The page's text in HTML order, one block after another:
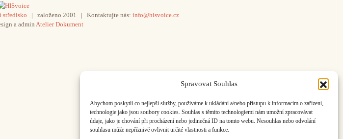
Spravovat Souhlas
Abychom poskytli co nejlepší služby, používáme k ukládání a/nebo přístupu k informacím o zařízení,
technologie jako jsou soubory cookies. Souhlas s těmito technologiemi nám umožní zpracovávat
údaje, jako je chování při procházení nebo jedinečná ID na tomto webu. Nesouhlas nebo odvolání
souhlasu může nepříznivě ovlivnit určité vlastnosti a funkce.
středisko | založeno 2001 | Kontaktujte nás: info@hisvoice.cz
a admin Atelier Dokument